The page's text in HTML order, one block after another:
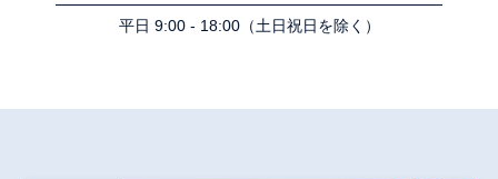
平⽇ 9:00 - 18:00（⼟⽇祝⽇を除く）